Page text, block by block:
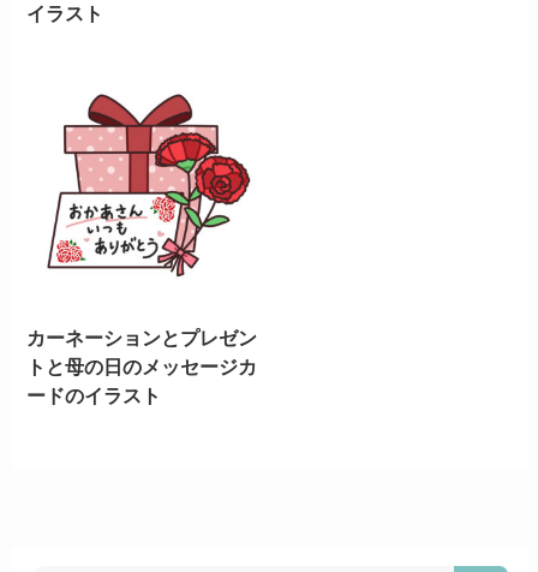
イラスト
カーネーションとプレゼン
トと母の日のメッセージカ
ードのイラスト